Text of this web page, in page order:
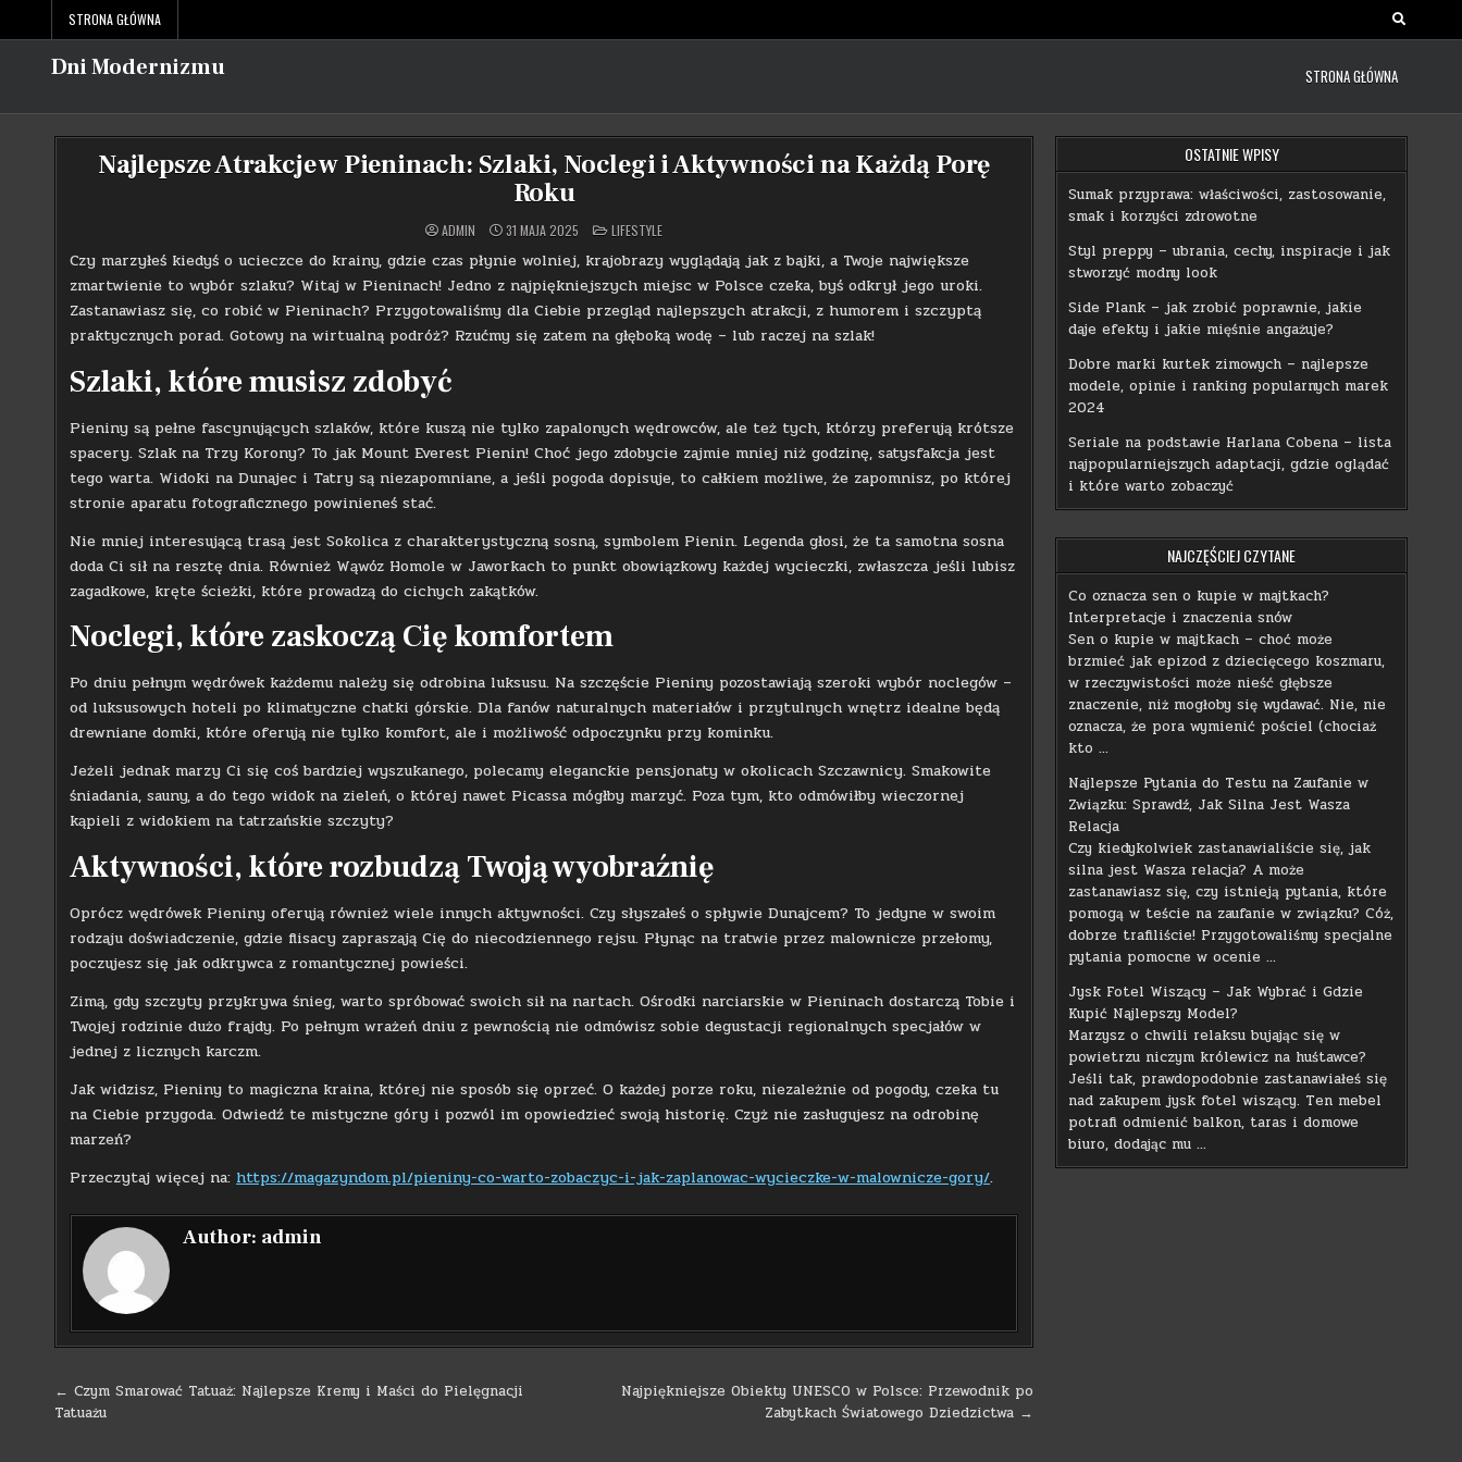
content
STRONA GŁÓWNA
Dni Modernizmu STRONA GŁÓWNA
Najlepsze Atrakcje w Pieninach: Szlaki, Noclegi i Aktywności na Każdą Porę
Roku
ADMIN 31 MAJA 2025 POSTED
IN
LIFESTYLE
Czy marzyłeś kiedyś o ucieczce do krainy, gdzie czas płynie wolniej, krajobrazy wyglądają jak z bajki, a Twoje największe
zmartwienie to wybór szlaku? Witaj w Pieninach! Jedno z najpiękniejszych miejsc w Polsce czeka, byś odkrył jego uroki.
Zastanawiasz się, co robić w Pieninach? Przygotowaliśmy dla Ciebie przegląd najlepszych atrakcji, z humorem i szczyptą
praktycznych porad. Gotowy na wirtualną podróż? Rzućmy się zatem na głęboką wodę – lub raczej na szlak!
Szlaki, które musisz zdobyć
Pieniny są pełne fascynujących szlaków, które kuszą nie tylko zapalonych wędrowców, ale też tych, którzy preferują krótsze
spacery. Szlak na Trzy Korony? To jak Mount Everest Pienin! Choć jego zdobycie zajmie mniej niż godzinę, satysfakcja jest
tego warta. Widoki na Dunajec i Tatry są niezapomniane, a jeśli pogoda dopisuje, to całkiem możliwe, że zapomnisz, po której
stronie aparatu fotograficznego powinieneś stać.
Nie mniej interesującą trasą jest Sokolica z charakterystyczną sosną, symbolem Pienin. Legenda głosi, że ta samotna sosna
doda Ci sił na resztę dnia. Również Wąwóz Homole w Jaworkach to punkt obowiązkowy każdej wycieczki, zwłaszcza jeśli lubisz
zagadkowe, kręte ścieżki, które prowadzą do cichych zakątków.
Noclegi, które zaskoczą Cię komfortem
Po dniu pełnym wędrówek każdemu należy się odrobina luksusu. Na szczęście Pieniny pozostawiają szeroki wybór noclegów –
od luksusowych hoteli po klimatyczne chatki górskie. Dla fanów naturalnych materiałów i przytulnych wnętrz idealne będą
drewniane domki, które oferują nie tylko komfort, ale i możliwość odpoczynku przy kominku.
Jeżeli jednak marzy Ci się coś bardziej wyszukanego, polecamy eleganckie pensjonaty w okolicach Szczawnicy. Smakowite
śniadania, sauny, a do tego widok na zieleń, o której nawet Picassa mógłby marzyć. Poza tym, kto odmówiłby wieczornej
kąpieli z widokiem na tatrzańskie szczyty?
Aktywności, które rozbudzą Twoją wyobraźnię
Oprócz wędrówek Pieniny oferują również wiele innych aktywności. Czy słyszałeś o spływie Dunajcem? To jedyne w swoim
rodzaju doświadczenie, gdzie flisacy zapraszają Cię do niecodziennego rejsu. Płynąc na tratwie przez malownicze przełomy,
poczujesz się jak odkrywca z romantycznej powieści.
Zimą, gdy szczyty przykrywa śnieg, warto spróbować swoich sił na nartach. Ośrodki narciarskie w Pieninach dostarczą Tobie i
Twojej rodzinie dużo frajdy. Po pełnym wrażeń dniu z pewnością nie odmówisz sobie degustacji regionalnych specjałów w
jednej z licznych karczm.
Jak widzisz, Pieniny to magiczna kraina, której nie sposób się oprzeć. O każdej porze roku, niezależnie od pogody, czeka tu
na Ciebie przygoda. Odwiedź te mistyczne góry i pozwól im opowiedzieć swoją historię. Czyż nie zasługujesz na odrobinę
marzeń?
Przeczytaj więcej na: https://magazyndom.pl/pieniny-co-warto-zobaczyc-i-jak-zaplanowac-wycieczke-w-malownicze-gory/.
Author: admin
Nawigacja
wpisu
Najpiękniejsze Obiekty UNESCO w Polsce: Przewodnik po
Zabytkach Światowego Dziedzictwa →
← Czym Smarować Tatuaż: Najlepsze Kremy i Maści do Pielęgnacji
Tatuażu
OSTATNIE WPISY
Sumak przyprawa: właściwości, zastosowanie,
smak i korzyści zdrowotne
Styl preppy – ubrania, cechy, inspiracje i jak
stworzyć modny look
Side Plank – jak zrobić poprawnie, jakie
daje efekty i jakie mięśnie angażuje?
Dobre marki kurtek zimowych – najlepsze
modele, opinie i ranking popularnych marek
2024
Seriale na podstawie Harlana Cobena – lista
najpopularniejszych adaptacji, gdzie oglądać
i które warto zobaczyć
NAJCZĘŚCIEJ CZYTANE
Co oznacza sen o kupie w majtkach?
Interpretacje i znaczenia snów
Sen o kupie w majtkach – choć może
brzmieć jak epizod z dziecięcego koszmaru,
w rzeczywistości może nieść głębsze
znaczenie, niż mogłoby się wydawać. Nie, nie
oznacza, że pora wymienić pościel (chociaż
kto …
Najlepsze Pytania do Testu na Zaufanie w
Związku: Sprawdź, Jak Silna Jest Wasza
Relacja
Czy kiedykolwiek zastanawialiście się, jak
silna jest Wasza relacja? A może
zastanawiasz się, czy istnieją pytania, które
pomogą w teście na zaufanie w związku? Cóż,
dobrze trafiliście! Przygotowaliśmy specjalne
pytania pomocne w ocenie …
Jysk Fotel Wiszący – Jak Wybrać i Gdzie
Kupić Najlepszy Model?
Marzysz o chwili relaksu bujając się w
powietrzu niczym królewicz na huśtawce?
Jeśli tak, prawdopodobnie zastanawiałeś się
nad zakupem jysk fotel wiszący. Ten mebel
potrafi odmienić balkon, taras i domowe
biuro, dodając mu …